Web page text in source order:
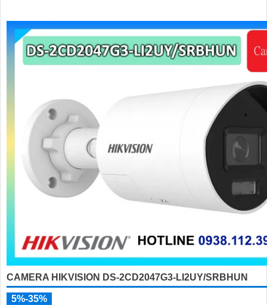
CAMERA HIKVISION DS-2CD2047G3-LI2UY/SRBHUN
5%-35%